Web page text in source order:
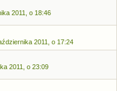
2011, o 18:46
2011, o 17:24
2011, o 23:09